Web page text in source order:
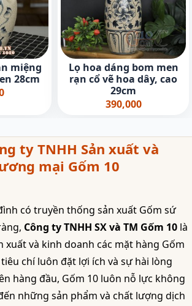
miệng
28cm
Lọ hoa dáng bom men
rạn cổ vẽ hoa dây, cao
29cm
390,000
ty TNHH Sản xuất và
mại Gốm 10
có truyền thống sản xuất Gốm sứ
Công ty TNHH SX và TM Gốm 10 là
xuất và kinh doanh các mặt hàng Gốm
chí luôn đặt lợi ích và sự hài lòng
hàng đầu, Gốm 10 luôn nỗ lực không
những sản phẩm và chất lượng dịch